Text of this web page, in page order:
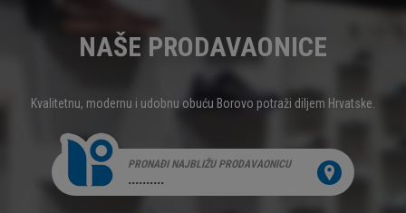
NAŠE PRODAVAONICE
Kvalitetnu, modernu i udobnu obuću Borovo potraži diljem Hrvatske.
PRONAĐI NAJBLIŽU PRODAVAONICU
..........